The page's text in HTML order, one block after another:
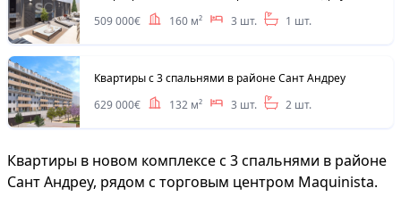
509 000€
160 м² 3 шт. 1 шт.
Квартиры с 3 спальнями в районе Сант Андреу
629 000€
132 м² 3 шт. 2 шт.
Квартиры в новом комплексе с 3 спальнями в районе
Сант Андреу, рядом с торговым центром Maquinista.